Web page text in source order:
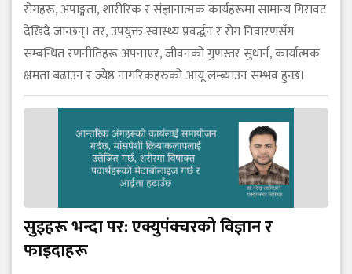
रोगहरू, अपाङ्गता, शारीरिक र संज्ञानात्मक कार्यहरूमा सामान्य गिरावट
देखिदै जान्छन्। तर, उपयुक्त स्वास्थ्य प्रवर्द्धन र रोग निवारणसँग
सम्बन्धित रणनीतिहरू अपनाएर, जीवनको गुणस्तर सुधार्न, कार्यात्मक
क्षमता बढाउन र ज्येष्ठ नागरिकहरुको आयू लम्ब्याउन सम्भव हुन्छ।
सुइहरू भन्दा पर: एक्युपंक्चरको विज्ञान र
फाइदाहरू